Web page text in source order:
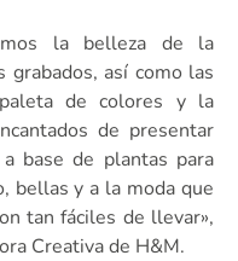
la belleza de la
así como las
de colores y la
de presentar
base de plantas para
bellas y a la moda que
tan fáciles de llevar»,
Creativa de H&M.